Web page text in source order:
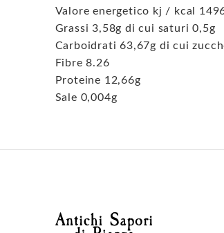
Valore energetico kj / kcal
Grassi 3,58g di cui saturi 0,5g
Carboidrati 63,67g di cui
Fibre 8.26
Proteine 12,66g
Sale 0,004g